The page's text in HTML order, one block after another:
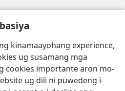
kinamaayohang experience,
ug susamang mga
cookies importante aron mo-
ug dili ni puwedeng i-
LIBRARYA